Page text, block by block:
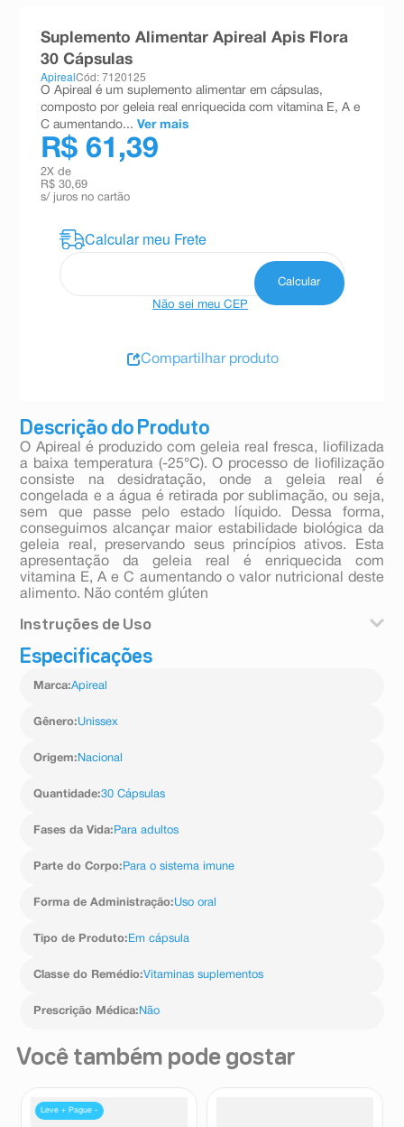
Descrição do Produto
O Apireal é produzido com geleia real fresca, liofilizada
a baixa temperatura (-25°C). O processo de liofilização
consiste na desidratação, onde a geleia real é
congelada e a água é retirada por sublimação, ou seja,
sem que passe pelo estado líquido. Dessa forma,
conseguimos alcançar maior estabilidade biológica da
geleia real, preservando seus princípios ativos. Esta
apresentação da geleia real é enriquecida com
vitamina E, A e C aumentando o valor nutricional deste
alimento. Não contém glúten
Instruções de Uso
Ingerir uma cápsula, duas vezes ao dia.
Este produto não deve ser consumido por gestantes,
Conservar em local seco e fresco
original para garantir sua validade.
Especificações
Marca:Apireal
Gênero:Unissex
Origem: Nacional
Quantidade:30 Cápsulas
Fases da Vida: Para adultos
Parte do Corpo: Para o sistema imune
Forma de Administração:Uso oral
Tipo de Produto: Em cápsula
Classe do Remédio:Vitaminas suplementos
Prescrição Médica: Não
Suplemento Alimentar Apireal Apis Flora
30 Cápsulas
ApirealCód: 7120125
O Apireal é um suplemento alimentar em cápsulas,
composto por geleia real enriquecida com vitamina E, A e
C aumentando... Ver mais
R$ 61,39
2X de
R$ 30,69
s/ juros no cartão
Não sei meu CEP
Compartilhar produto
Você também pode gostar
Leve + Pague -
esmalte
10ºabsorvente